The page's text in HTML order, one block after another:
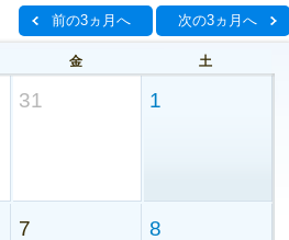
前の3ヵ月へ 次の3ヵ月へ
金 土
31 1
7 8